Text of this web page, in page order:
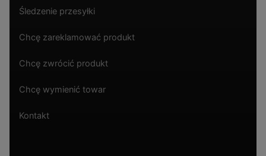
Śledzenie przesyłki
Chcę zareklamować produkt
Chcę zwrócić produkt
Chcę wymienić towar
Kontakt